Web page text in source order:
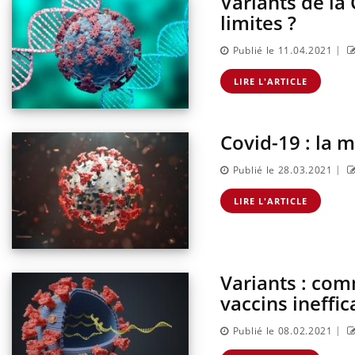
limites ?
Publié le 11.04.2021 |
LIRE L'ARTICLE
Covid-19 : la
Publié le 28.03.2021 |
LIRE L'ARTICLE
Variants :
vaccins
Publié le 08.02.2021 |